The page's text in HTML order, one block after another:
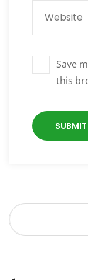
Save
this